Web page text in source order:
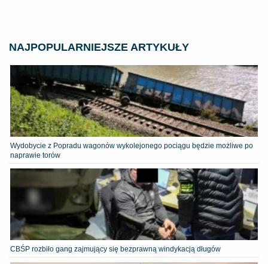
NAJPOPULARNIEJSZE ARTYKUŁY
Wydobycie z Popradu wagonów wykolejonego pociągu będzie możliwe po
naprawie torów
CBŚP rozbiło gang zajmujący się bezprawną windykacją długów